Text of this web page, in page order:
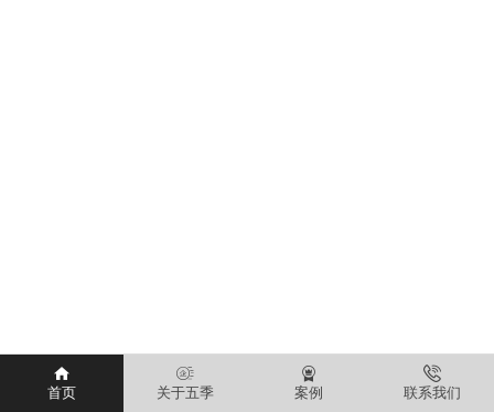
首页 关于五季 案例 联系我们